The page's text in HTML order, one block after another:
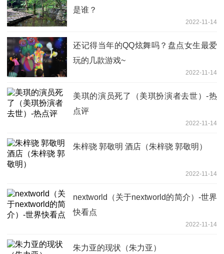
是谁？
2022-11-14
还记得当年的QQ炫舞吗？盘点女生最爱
玩的几款游戏~
2022-11-14
美琪的演员死了（美琪扮演者去世）-热
点评
2022-11-14
朱梓骁 郭敬明 酒店（朱梓骁 郭敬明）
2022-11-14
nextworld（关于nextworld的简介）-世界
快看点
2022-11-14
朱力亚的现状（朱力亚）